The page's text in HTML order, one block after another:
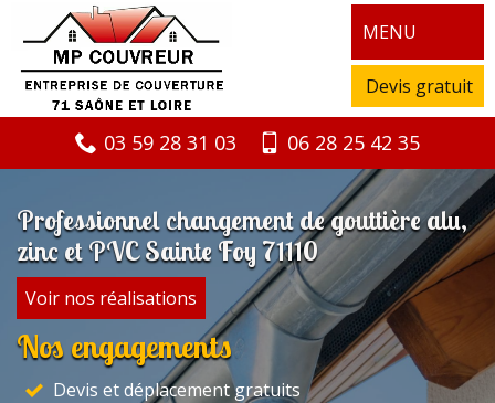
MENU
Devis gratuit
03 59 28 31 03 06 28 25 42 35
Professionnel changement de gouttière alu,
zinc et PVC Sainte Foy 71110
Voir nos réalisations
Nos engagements
Devis et déplacement gratuits